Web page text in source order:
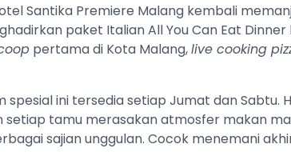
Santika Premiere Malang kembali
paket Italian All You Can Eat
pertama di Kota Malang,live cooking
spesial ini tersedia setiap Jumat dan Sabtu.
setiap tamu merasakan atmosfer makan
sajian unggulan. Cocok menemani